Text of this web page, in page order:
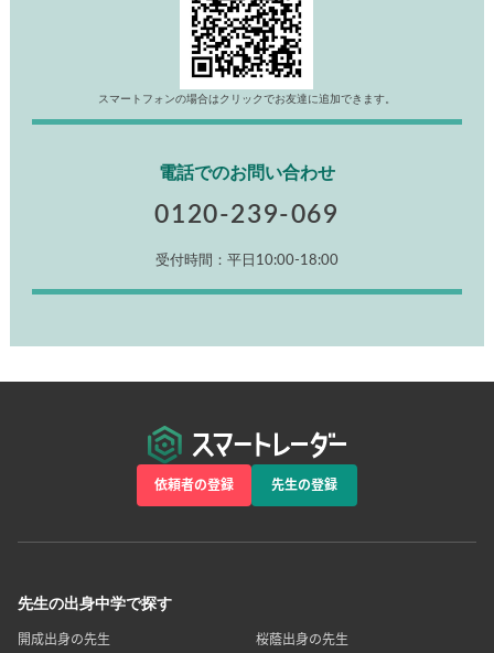
スマートフォンの場合はクリックでお友達に追加できます。
電話でのお問い合わせ
0120-239-069
受付時間：平日10:00-18:00
依頼者の登録 先生の登録
先生の出身中学で探す
開成出身の先生
桜蔭出身の先生